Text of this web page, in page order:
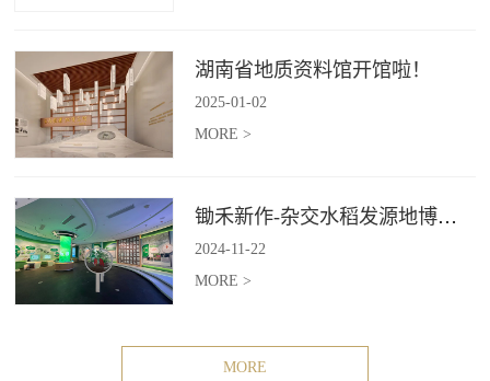
湖南省地质资料馆开馆啦！
2025-01 -02
MORE >
锄禾新作-杂交水稻发源地博物苑，欢迎前去打卡体验
2024-11 -22
MORE >
MORE